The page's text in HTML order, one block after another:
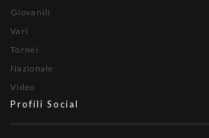
Giovanili
Vari
Tornei
Nazionale
Video
Profili Social